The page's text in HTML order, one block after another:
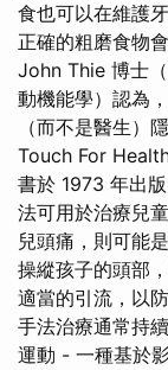
食也可以在維護
正確的粗磨食物
John Thie 博士
動機能學）認為
（而不是醫生）
Touch For
書於 1973 年出
法可用於治療兒
兒頭痛，則可能
操縱孩子的頭部
適當的引流，以
手法治療通常持
運動 - 一種基於